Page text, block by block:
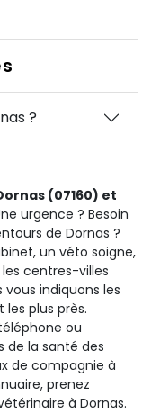
?
(07160) et
urgence ? Besoin
de Dornas ?
un véto soigne,
centres-villes
indiquons les
plus près.
ou
de la santé des
de compagnie à
prenez
à Dornas.